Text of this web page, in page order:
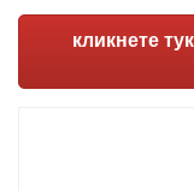
кликнете